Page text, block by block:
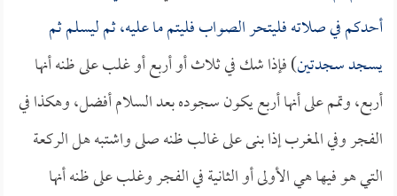
أحدكم في صلاته فليتحر الصواب فليتم ما عليه، ثم ليسلم ثم
يسجد سجدتين) فإذا شك في ثلاث أو أربع أو غلب على ظنه أنها
أربع، وتمم على أنها أربع يكون سجوده بعد السلام أفضل، وهكذا في
الفجر وفي المغرب إذا بنى على غالب ظنه صلى واشتبه هل الركعة
التي هو فيها هي الأولى أو الثانية في الفجر وغلب على ظنه أنها